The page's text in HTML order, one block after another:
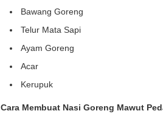
Bawang Goreng
Telur Mata Sapi
Ayam Goreng
Acar
Kerupuk
Cara Membuat Nasi Goreng Mawut